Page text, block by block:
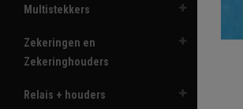
Multistekkers
Zekeringen en
Zekeringhouders
Relais + houders